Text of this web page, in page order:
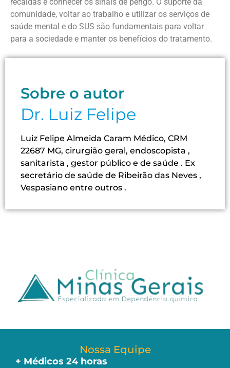
comunidade, voltar ao trabalho e utilizar os serviços de
saúde mental e do SUS são fundamentais para voltar
para a sociedade e manter os benefícios do tratamento.
Sobre o autor
Dr. Luiz Felipe
Luiz Felipe Almeida Caram Médico, CRM
22687 MG, cirurgião geral, endoscopista ,
sanitarista , gestor público e de saúde . Ex
secretário de saúde de Ribeirão das Neves ,
Vespasiano entre outros .
Nossa Equipe
+ Médicos 24 horas